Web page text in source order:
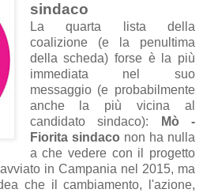
sindaco
La quarta lista della
coalizione (e la penultima
della scheda) forse è la più
immediata nel suo
messaggio (e probabilmente
anche la più vicina al
candidato sindaco):
Mò -
Fiorita sindaco non ha nulla
a che vedere con il progetto
in Campania nel 2015, ma
che il cambiamento, l'azione,